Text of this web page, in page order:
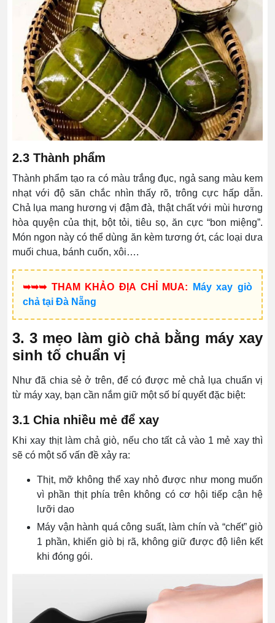
2.3 Thành phẩm
Thành phẩm tạo ra có màu trắng đục, ngả sang màu kem
nhạt với độ săn chắc nhìn thấy rõ, trông cực hấp dẫn.
Chả lụa mang hương vị đậm đà, thật chất với mùi hương
hòa quyện của thịt, bột tỏi, tiêu sọ, ăn cực “bon miệng”.
Món ngon này có thể dùng ăn kèm tương ớt, các loại dưa
muối chua, bánh cuốn, xôi….
➥➥➥ THAM KHẢO ĐỊA CHỈ MUA:
Máy xay giò
chả tại Đà Nẵng
3. 3 mẹo làm giò chả bằng máy xay
sinh tố chuẩn vị
Như đã chia sẻ ở trên, để có được mẻ chả lụa chuẩn vị
từ máy xay, bạn cần nắm giữ một số bí quyết đặc biệt:
3.1 Chia nhiều mẻ để xay
Khi xay thịt làm chả giò, nếu cho tất cả vào 1 mẻ xay thì
sẽ có một số vấn đề xảy ra:
Thịt, mỡ không thể xay nhỏ được như mong muốn
vì phần thịt phía trên không có cơ hội tiếp cận hệ
lưỡi dao
Máy vận hành quá công suất, làm chín và “chết” giò
1 phần, khiến giò bị rã, không giữ được độ liên kết
khi đóng gói.